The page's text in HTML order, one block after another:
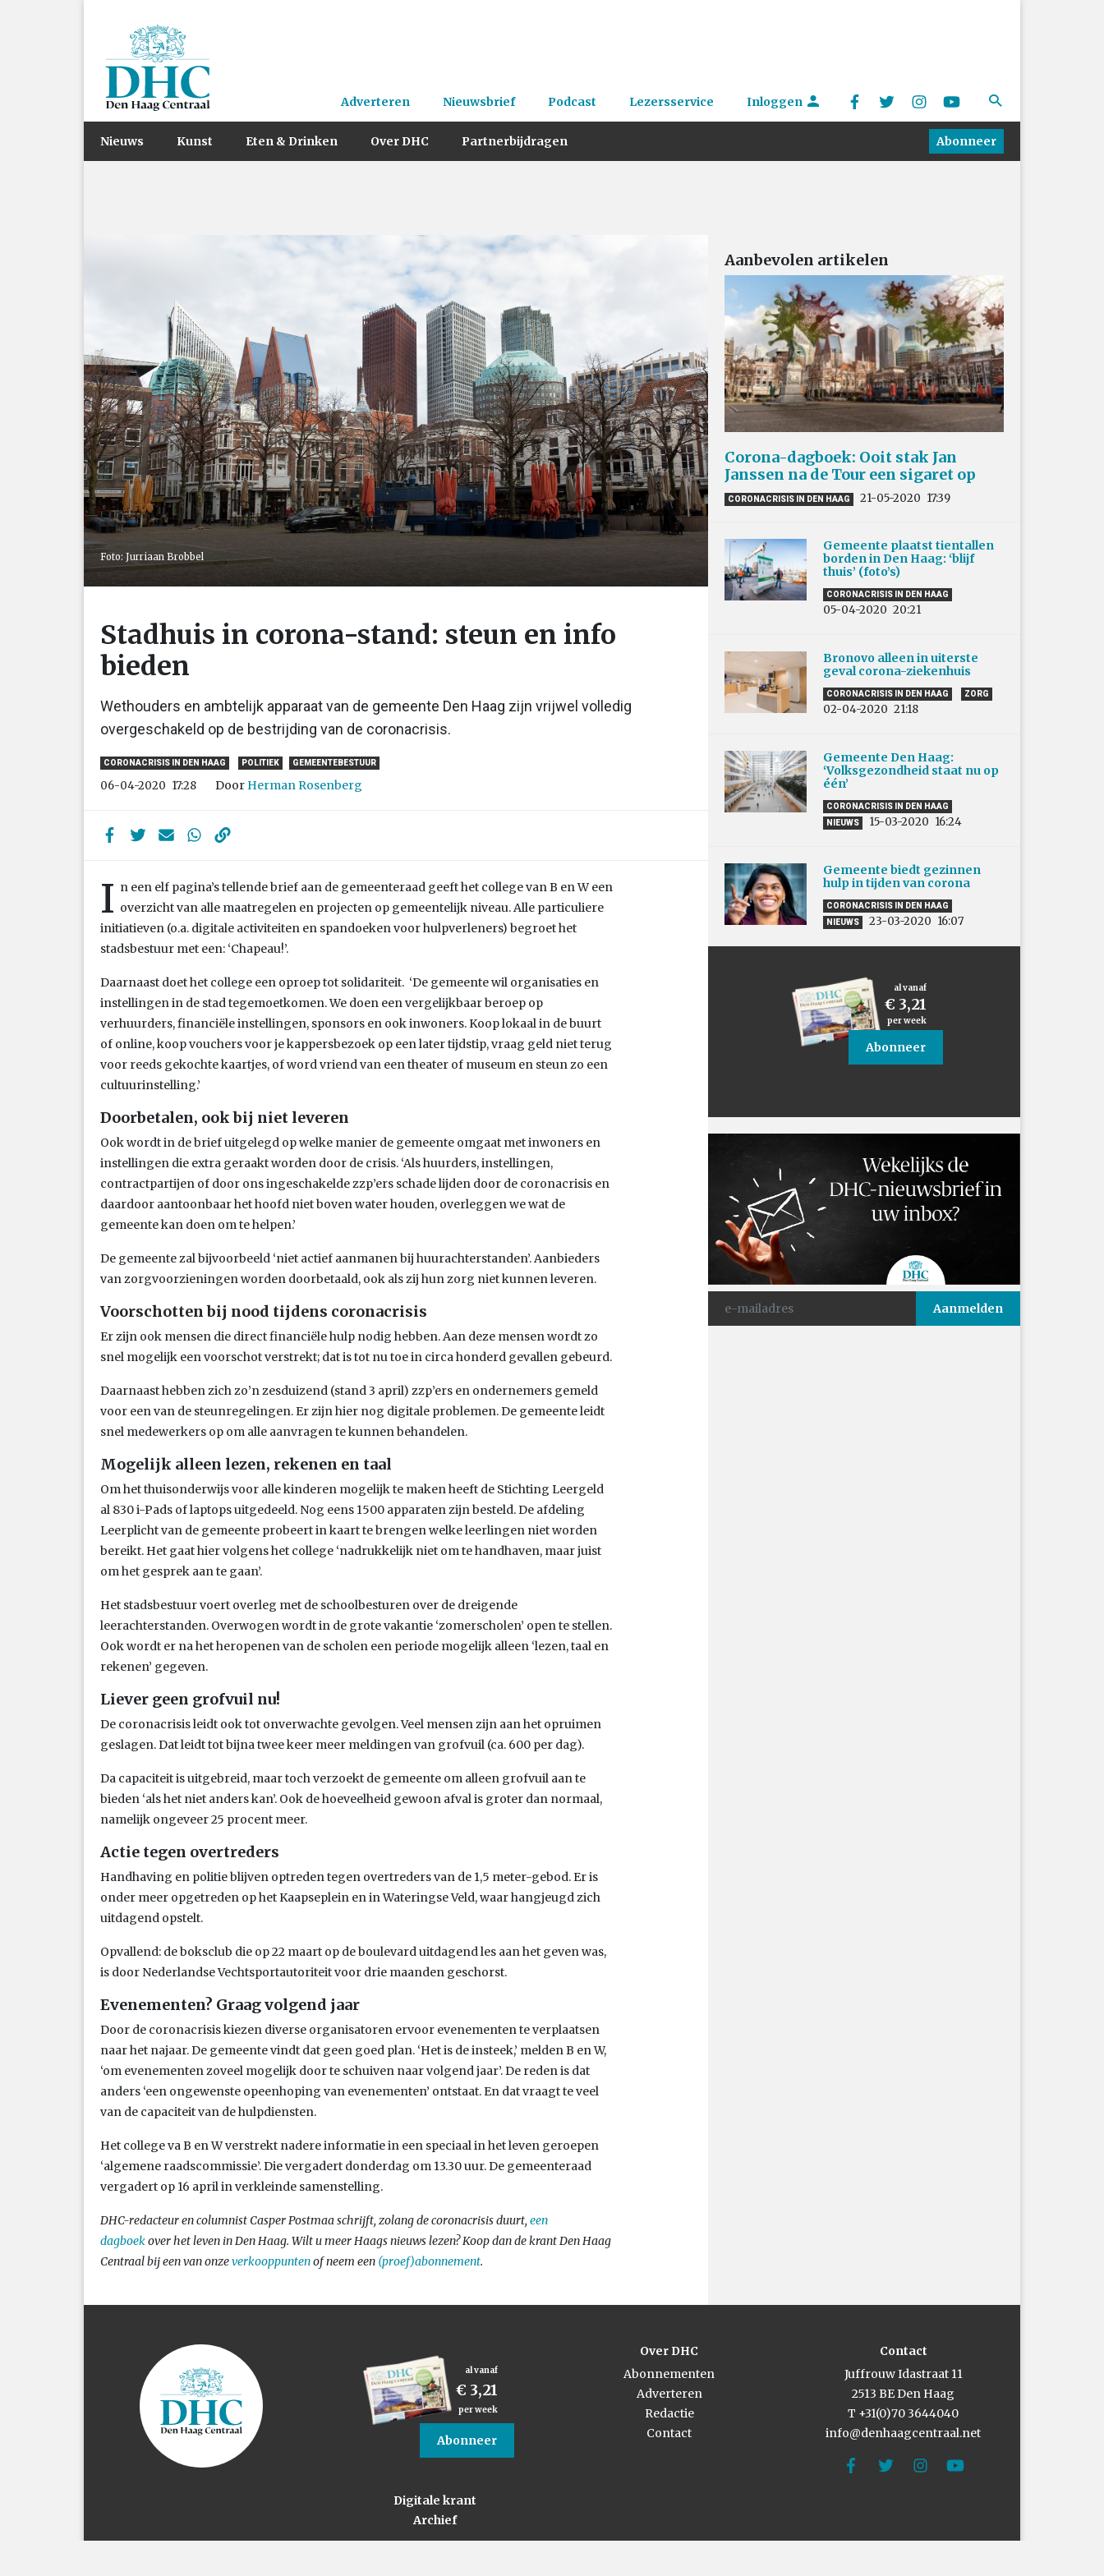
Adverteren Nieuwsbrief Podcast Lezersservice Inloggen
Nieuws Kunst Eten & Drinken Over DHC Partnerbijdragen Abonneer
Foto: Jurriaan Brobbel
Stadhuis in corona-stand: steun en info
bieden
Wethouders en ambtelijk apparaat van de gemeente Den Haag zijn vrijwel volledig
overgeschakeld op de bestrijding van de coronacrisis.
CORONACRISIS IN DEN HAAG POLITIEK GEMEENTEBESTUUR
06-04-2020 17:28 Door Herman Rosenberg
I n een elf pagina’s tellende brief aan de gemeenteraad geeft het college van B en W een
overzicht van alle maatregelen en projecten op gemeentelijk niveau. Alle particuliere
initiatieven (o.a. digitale activiteiten en spandoeken voor hulpverleners) begroet het
stadsbestuur met een: ‘Chapeau!’.
Daarnaast doet het college een oproep tot solidariteit. ‘De gemeente wil organisaties en
instellingen in de stad tegemoetkomen. We doen een vergelijkbaar beroep op
verhuurders, financiële instellingen, sponsors en ook inwoners. Koop lokaal in de buurt
of online, koop vouchers voor je kappersbezoek op een later tijdstip, vraag geld niet terug
voor reeds gekochte kaartjes, of word vriend van een theater of museum en steun zo een
cultuurinstelling.’
Doorbetalen, ook bij niet leveren
Ook wordt in de brief uitgelegd op welke manier de gemeente omgaat met inwoners en
instellingen die extra geraakt worden door de crisis. ‘Als huurders, instellingen,
contractpartijen of door ons ingeschakelde zzp’ers schade lijden door de coronacrisis en
daardoor aantoonbaar het hoofd niet boven water houden, overleggen we wat de
gemeente kan doen om te helpen.’
De gemeente zal bijvoorbeeld ‘niet actief aanmanen bij huurachterstanden’. Aanbieders
van zorgvoorzieningen worden doorbetaald, ook als zij hun zorg niet kunnen leveren.
Voorschotten bij nood tijdens coronacrisis
Er zijn ook mensen die direct financiële hulp nodig hebben. Aan deze mensen wordt zo
snel mogelijk een voorschot verstrekt; dat is tot nu toe in circa honderd gevallen gebeurd.
Daarnaast hebben zich zo’n zesduizend (stand 3 april) zzp’ers en ondernemers gemeld
voor een van de steunregelingen. Er zijn hier nog digitale problemen. De gemeente leidt
snel medewerkers op om alle aanvragen te kunnen behandelen.
Mogelijk alleen lezen, rekenen en taal
Om het thuisonderwijs voor alle kinderen mogelijk te maken heeft de Stichting Leergeld
al 830 i-Pads of laptops uitgedeeld. Nog eens 1500 apparaten zijn besteld. De afdeling
Leerplicht van de gemeente probeert in kaart te brengen welke leerlingen niet worden
bereikt. Het gaat hier volgens het college ‘nadrukkelijk niet om te handhaven, maar juist
om het gesprek aan te gaan’.
Het stadsbestuur voert overleg met de schoolbesturen over de dreigende
leerachterstanden. Overwogen wordt in de grote vakantie ‘zomerscholen’ open te stellen.
Ook wordt er na het heropenen van de scholen een periode mogelijk alleen ‘lezen, taal en
rekenen’ gegeven.
Liever geen grofvuil nu!
De coronacrisis leidt ook tot onverwachte gevolgen. Veel mensen zijn aan het opruimen
geslagen. Dat leidt tot bijna twee keer meer meldingen van grofvuil (ca. 600 per dag).
Da capaciteit is uitgebreid, maar toch verzoekt de gemeente om alleen grofvuil aan te
bieden ‘als het niet anders kan’. Ook de hoeveelheid gewoon afval is groter dan normaal,
namelijk ongeveer 25 procent meer.
Actie tegen overtreders
Handhaving en politie blijven optreden tegen overtreders van de 1,5 meter-gebod. Er is
onder meer opgetreden op het Kaapseplein en in Wateringse Veld, waar hangjeugd zich
uitdagend opstelt.
Opvallend: de boksclub die op 22 maart op de boulevard uitdagend les aan het geven was,
is door Nederlandse Vechtsportautoriteit voor drie maanden geschorst.
Evenementen? Graag volgend jaar
Door de coronacrisis kiezen diverse organisatoren ervoor evenementen te verplaatsen
naar het najaar. De gemeente vindt dat geen goed plan. ‘Het is de insteek,’ melden B en W,
‘om evenementen zoveel mogelijk door te schuiven naar volgend jaar’. De reden is dat
anders ‘een ongewenste opeenhoping van evenementen’ ontstaat. En dat vraagt te veel
van de capaciteit van de hulpdiensten.
Het college va B en W verstrekt nadere informatie in een speciaal in het leven geroepen
‘algemene raadscommissie’. Die vergadert donderdag om 13.30 uur. De gemeenteraad
vergadert op 16 april in verkleinde samenstelling.
DHC-redacteur en columnist Casper Postmaa schrijft, zolang de coronacrisis duurt, een
dagboek over het leven in Den Haag. Wilt u meer Haags nieuws lezen? Koop dan de krant Den Haag
Centraal bij een van onzeverkooppuntenof neem een (proef)abonnement.
Aanbevolen artikelen
Corona-dagboek: Ooit stak Jan
Janssen na de Tour een sigaret op
CORONACRISIS IN DEN HAAG 21-05-2020 17:39
Gemeente plaatst tientallen
borden in Den Haag: ‘blijf
thuis’ (foto’s)
CORONACRISIS IN DEN HAAG
05-04-2020 20:21
Bronovo alleen in uiterste
geval corona-ziekenhuis
CORONACRISIS IN DEN HAAG ZORG
02-04-2020 21:18
Gemeente Den Haag:
‘Volksgezondheid staat nu op
één’
CORONACRISIS IN DEN HAAG
NIEUWS
15-03-2020 16:24
Gemeente biedt gezinnen
hulp in tijden van corona
CORONACRISIS IN DEN HAAG
NIEUWS
23-03-2020 16:07
al vanaf
€ 3,21
per week
Abonneer
al vanaf
€ 3,21
per week
Abonneer
Digitale krant
Archief
Over DHC
Abonnementen
Adverteren
Redactie
Contact
Contact
Juffrouw Idastraat 11
2513 BE Den Haag
T +31(0)70 3644040
info@denhaagcentraal.net